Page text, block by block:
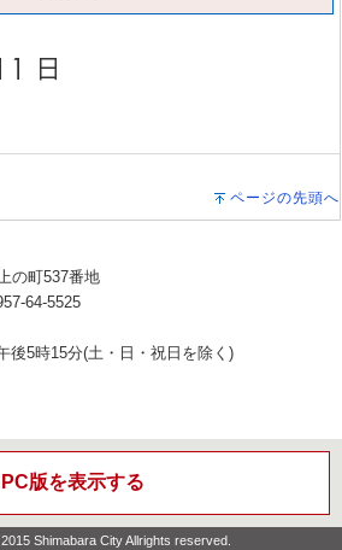
ページの先頭へ
の町537番地
64-5525
5時15分(土・日・祝日を除く)
PC版を表示する
Shimabara City Allrights reserved.